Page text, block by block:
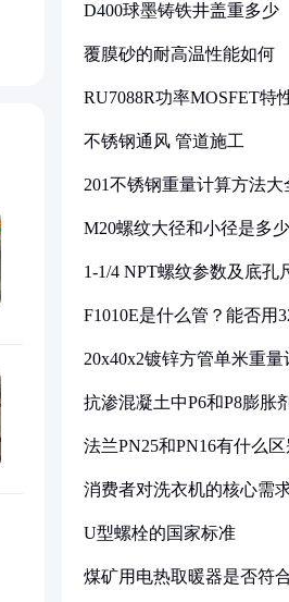
D400球墨铸铁井盖重多少
覆膜砂的耐高温性能如何
RU7088R功率MOSFET特
不锈钢通风 管道施工
201不锈钢重量计算方法大
M20螺纹大径和小径是多少
1-1/4 NPT螺纹参数及底孔
F1010E是什么管？能否用
20x40x2镀锌方管单米重
抗渗混凝土中P6和P8膨胀
法兰PN25和PN16有什么区
消费者对洗衣机的核心需
U型螺栓的国家标准
煤矿用电热取暖器是否符